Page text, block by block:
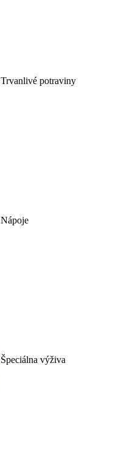
Trvanlivé potraviny
Nápoje
Špeciálna výživa